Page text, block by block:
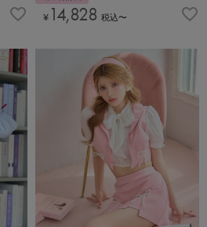
¥ 14,828 税込〜